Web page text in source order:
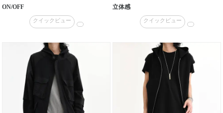
ON/OFF
クイックビュー
立体感
クイックビュー